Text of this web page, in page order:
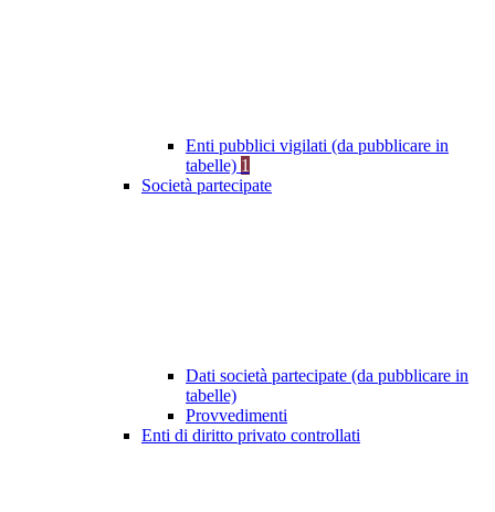
Enti pubblici vigilati (da pubblicare in
tabelle) 1
Società partecipate
Dati società partecipate (da pubblicare in
tabelle)
Provvedimenti
Enti di diritto privato controllati